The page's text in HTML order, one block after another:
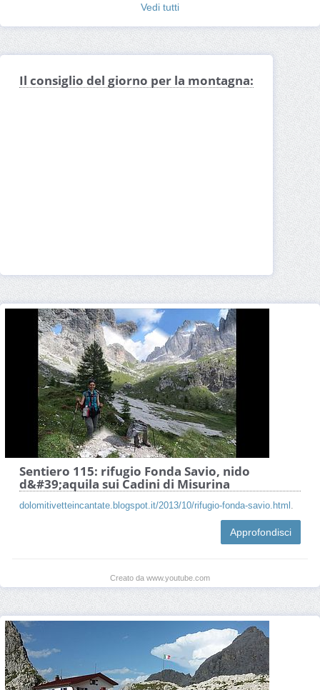
Vedi tutti
Il consiglio del giorno per la montagna:
Sentiero 115: rifugio Fonda Savio, nido
d&#39;aquila sui Cadini di Misurina
dolomitivetteincantate.blogspot.it/2013/10/rifugio-fonda-savio.html
Approfondisci
Creato da www.youtube.com